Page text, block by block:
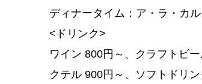
ディナータイム：ア・ラ・カ
<ドリンク>
ワイン 800円～、クラフトビ
クテル 900円～、ソフトドリン